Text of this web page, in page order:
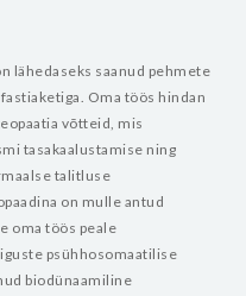
lähedaseks saanud pehmete
Oma töös hindan
võtteid, mis
tasakaalustamise ning
talitluse
on mulle antud
oma töös peale
psühhosomaatilise
biodünaamiline